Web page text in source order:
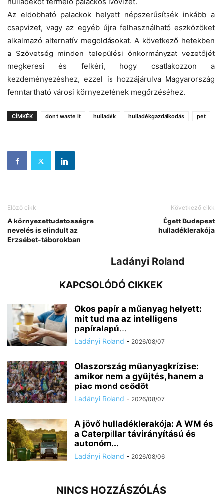
Az eldobható palackok helyett népszerűsítsék inkább a
csapvizet, vagy az egyéb újra felhasználható eszközöket
alkalmazó alternatív megoldásokat. A következő hetekben
a Szövetség minden települési önkormányzat vezetőjét
megkeresi és felkéri, hogy csatlakozzon a
kezdeményezéshez, ezzel is hozzájárulva Magyarország
fenntartható városi környezetének megőrzéséhez.
CÍMKÉK don't waste it hulladék hulladékgazdálkodás pet
Előző cikk
A környezettudatosságra
nevelés is elindult az
Erzsébet-táborokban
Következő cikk
Égett Budapest
hulladéklerakója
Ladányi Roland
KAPCSOLÓDÓ CIKKEK
Okos papír a műanyag helyett:
mit tud ma az intelligens
papíralapú...
Ladányi Roland - 2026/08/07
Olaszország műanyagkrízise:
amikor nem a gyűjtés, hanem a
piac mond csődöt
Ladányi Roland - 2026/08/07
A jövő hulladéklerakója: A WM és
a Caterpillar távirányítású és
autonóm...
Ladányi Roland - 2026/08/06
NINCS HOZZÁSZÓLÁS